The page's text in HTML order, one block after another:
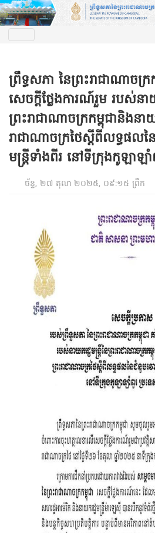
ព្រឹទ្ធសភា នៃព្រះរាជាណាចក្
សេចក្តីថ្លែងការណ៍រួម របស់នាយ
ព្រះរាជាណាចក្រកម្ពុជានិងនាយ
រាជាណាចក្រថៃស្តីពីលទ្ធផលន
មន្ត្រីទាំងពីរ នៅទីក្រុងកូឡាឡ
ច័ន្ទ, ២៧ តុលា ២០២៥, ០៩:១៥ ព្រឹក